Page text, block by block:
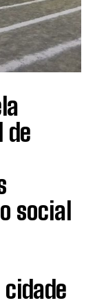
de
social